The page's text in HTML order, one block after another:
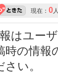
現在： 0 人
はユー
時の情
い。